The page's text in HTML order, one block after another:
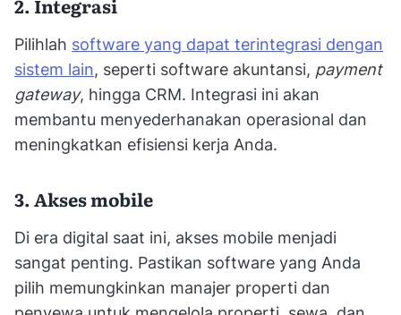
Pilihlah software yang dapat terintegrasi dengan
sistem lain, seperti software akuntansi, payment
gateway, hingga CRM. Integrasi ini akan
membantu menyederhanakan operasional dan
meningkatkan efisiensi kerja Anda.
3. Akses mobile
Di era digital saat ini, akses mobile menjadi
sangat penting. Pastikan software yang Anda
pilih memungkinkan manajer properti dan